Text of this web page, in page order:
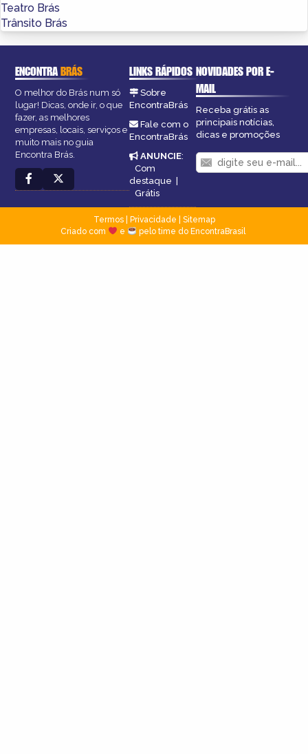
Teatro Brás
Trânsito Brás
ENCONTRABRÁS
O melhor do Brás num só
lugar! Dicas, onde ir, o que
fazer, as melhores
empresas, locais, serviços e
muito mais no guia
Encontra Brás.
LINKS RÁPIDOS
Sobre
EncontraBrás
Fale com o
EncontraBrás
ANUNCIE:
Com
destaque
Grátis
NOVIDADES POR E-
MAIL
Receba grátis as
principais notícias,
dicas e promoções
Termos| Privacidade
Sitemap
Criado com
e pelo time do EncontraBrasil